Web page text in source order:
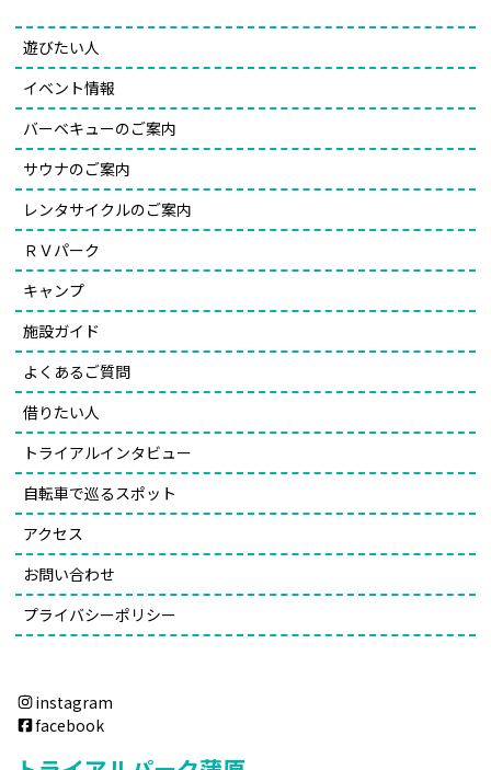
遊びたい人
イベント情報
バーベキューのご案内
サウナのご案内
レンタサイクルのご案内
ＲＶパーク
キャンプ
施設ガイド
よくあるご質問
借りたい人
トライアルインタビュー
自転車で巡るスポット
アクセス
お問い合わせ
プライバシーポリシー
instagram
facebook